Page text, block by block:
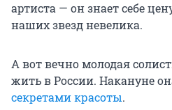
артиста — он знает себе
наших звезд невелика.
А вот вечно молодая
жить в России. Накануне
секретами красоты.